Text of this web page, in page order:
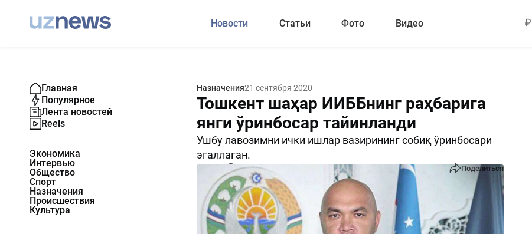
Новости Статьи Фото Видео
Главная
Популярное
Лента новостей
Reels
Экономика
Интервью
Общество
Спорт
Назначения
Происшествия
Культура
Назначения21 сентября 2020
Тошкент шаҳар ИИББнинг раҳбарига
янги ўринбосар тайинланди
Ушбу лавозимни ички ишлар вазирининг собиқ ўринбосари
эгаллаган.
0 Поделиться